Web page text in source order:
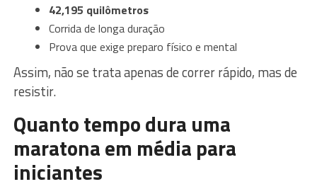
42,195 quilômetros
Corrida de longa duração
Prova que exige preparo físico e mental
Assim, não se trata apenas de correr rápido, mas de
resistir.
Quanto tempo dura uma
maratona em média para
iniciantes